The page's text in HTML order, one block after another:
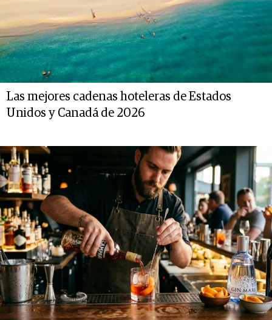
Las mejores cadenas hoteleras de Estados
Unidos y Canadá de 2026